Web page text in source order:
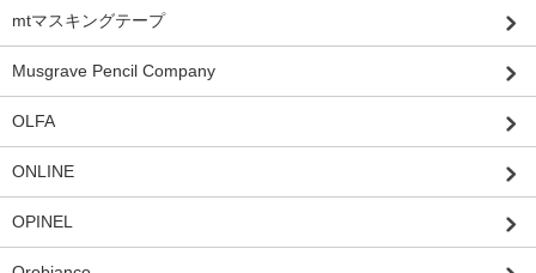
mtマスキングテープ
Musgrave Pencil Company
OLFA
ONLINE
OPINEL